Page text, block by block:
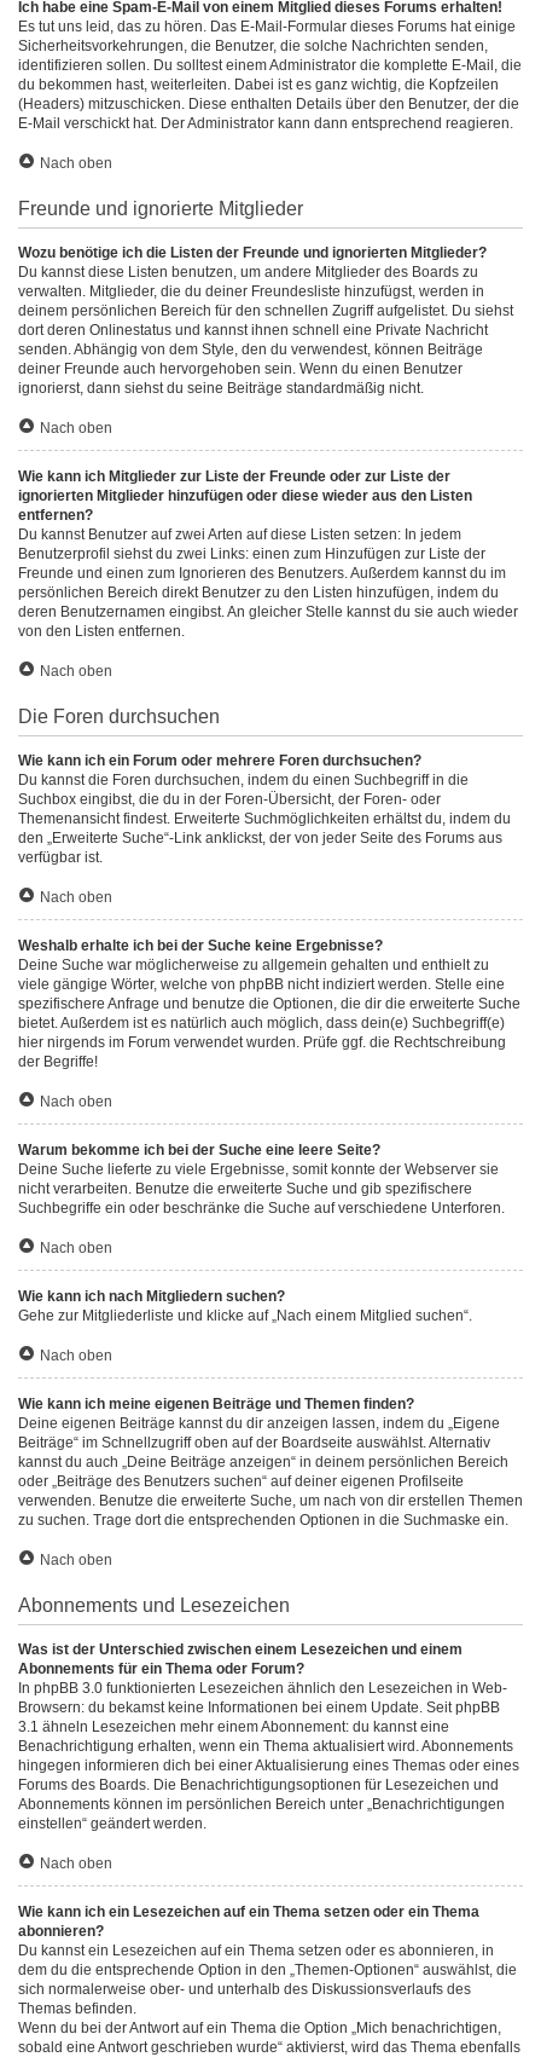
Ich habe eine Spam-E-Mail von einem Mitglied dieses Forums erhalten!
Es tut uns leid, das zu hören. Das E-Mail-Formular dieses Forums hat einige
Sicherheitsvorkehrungen, die Benutzer, die solche Nachrichten senden,
identifizieren sollen. Du solltest einem Administrator die komplette E-Mail, die
du bekommen hast, weiterleiten. Dabei ist es ganz wichtig, die Kopfzeilen
(Headers) mitzuschicken. Diese enthalten Details über den Benutzer, der die
E-Mail verschickt hat. Der Administrator kann dann entsprechend reagieren.
Nach oben
Freunde und ignorierte Mitglieder
Wozu benötige ich die Listen der Freunde und ignorierten Mitglieder?
Du kannst diese Listen benutzen, um andere Mitglieder des Boards zu
verwalten. Mitglieder, die du deiner Freundesliste hinzufügst, werden in
deinem persönlichen Bereich für den schnellen Zugriff aufgelistet. Du siehst
dort deren Onlinestatus und kannst ihnen schnell eine Private Nachricht
senden. Abhängig von dem Style, den du verwendest, können Beiträge
deiner Freunde auch hervorgehoben sein. Wenn du einen Benutzer
ignorierst, dann siehst du seine Beiträge standardmäßig nicht.
Nach oben
Wie kann ich Mitglieder zur Liste der Freunde oder zur Liste der
ignorierten Mitglieder hinzufügen oder diese wieder aus den Listen
entfernen?
Du kannst Benutzer auf zwei Arten auf diese Listen setzen: In jedem
Benutzerprofil siehst du zwei Links: einen zum Hinzufügen zur Liste der
Freunde und einen zum Ignorieren des Benutzers. Außerdem kannst du im
persönlichen Bereich direkt Benutzer zu den Listen hinzufügen, indem du
deren Benutzernamen eingibst. An gleicher Stelle kannst du sie auch wieder
von den Listen entfernen.
Nach oben
Die Foren durchsuchen
Wie kann ich ein Forum oder mehrere Foren durchsuchen?
Du kannst die Foren durchsuchen, indem du einen Suchbegriff in die
Suchbox eingibst, die du in der Foren-Übersicht, der Foren- oder
Themenansicht findest. Erweiterte Suchmöglichkeiten erhältst du, indem du
den „Erweiterte Suche“-Link anklickst, der von jeder Seite des Forums aus
verfügbar ist.
Nach oben
Weshalb erhalte ich bei der Suche keine Ergebnisse?
Deine Suche war möglicherweise zu allgemein gehalten und enthielt zu
viele gängige Wörter, welche von phpBB nicht indiziert werden. Stelle eine
spezifischere Anfrage und benutze die Optionen, die dir die erweiterte Suche
bietet. Außerdem ist es natürlich auch möglich, dass dein(e) Suchbegriff(e)
hier nirgends im Forum verwendet wurden. Prüfe ggf. die Rechtschreibung
der Begriffe!
Nach oben
Warum bekomme ich bei der Suche eine leere Seite?
Deine Suche lieferte zu viele Ergebnisse, somit konnte der Webserver sie
nicht verarbeiten. Benutze die erweiterte Suche und gib spezifischere
Suchbegriffe ein oder beschränke die Suche auf verschiedene Unterforen.
Nach oben
Wie kann ich nach Mitgliedern suchen?
Gehe zur Mitgliederliste und klicke auf „Nach einem Mitglied suchen“.
Nach oben
Wie kann ich meine eigenen Beiträge und Themen finden?
Deine eigenen Beiträge kannst du dir anzeigen lassen, indem du „Eigene
Beiträge“ im Schnellzugriff oben auf der Boardseite auswählst. Alternativ
kannst du auch „Deine Beiträge anzeigen“ in deinem persönlichen Bereich
oder „Beiträge des Benutzers suchen“ auf deiner eigenen Profilseite
verwenden. Benutze die erweiterte Suche, um nach von dir erstellen Themen
zu suchen. Trage dort die entsprechenden Optionen in die Suchmaske ein.
Nach oben
Abonnements und Lesezeichen
Was ist der Unterschied zwischen einem Lesezeichen und einem
Abonnements für ein Thema oder Forum?
In phpBB 3.0 funktionierten Lesezeichen ähnlich den Lesezeichen in Web-
Browsern: du bekamst keine Informationen bei einem Update. Seit phpBB
3.1 ähneln Lesezeichen mehr einem Abonnement: du kannst eine
Benachrichtigung erhalten, wenn ein Thema aktualisiert wird. Abonnements
hingegen informieren dich bei einer Aktualisierung eines Themas oder eines
Forums des Boards. Die Benachrichtigungsoptionen für Lesezeichen und
Abonnements können im persönlichen Bereich unter „Benachrichtigungen
einstellen“ geändert werden.
Nach oben
Wie kann ich ein Lesezeichen auf ein Thema setzen oder ein Thema
abonnieren?
Du kannst ein Lesezeichen auf ein Thema setzen oder es abonnieren, in
dem du die entsprechende Option in den „Themen-Optionen“ auswählst, die
sich normalerweise ober- und unterhalb des Diskussionsverlaufs des
Themas befinden.
Wenn du bei der Antwort auf ein Thema die Option „Mich benachrichtigen,
sobald eine Antwort geschrieben wurde“ aktivierst, wird das Thema ebenfalls